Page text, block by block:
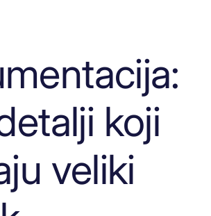
koji
veliki